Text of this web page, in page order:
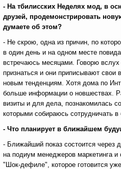
- На тбилисских Неделях мод, в
друзей, продемонстрировать
думаете об этом?
- Не скрою, одна из причин, по
в один день и на одном месте
встречаюсь месяцами. Говорю
признаться и они приписывают свои
новым тенденциям. Хотя дома по
больше информации о новшествах.
визиты и для дела, познакомилась
которыми собираюсь сотрудничать
- Что планирует в ближайшем
- Ближайший показ состоится через
на подиум менеджеров маркетинга
"Шок-дефиле", которое готовится